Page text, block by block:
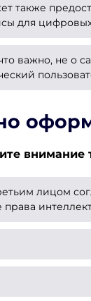
также
для
важно, не о
внимание
лицом